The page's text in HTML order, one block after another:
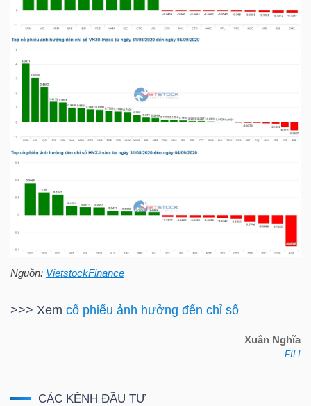
Nguồn: VietstockFinance
>>> Xem cổ phiếu ảnh hưởng đến chỉ số
Xuân Nghĩa
FILI
CÁC KÊNH ĐẦU TƯ
CỤ
ĐẦU
TƯ
TRUY
DỮ
SECTOR